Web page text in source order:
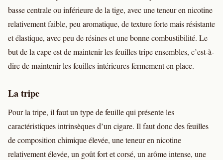
basse centrale ou inférieure de la tige, avec une teneur en nicotine
relativement faible, peu aromatique, de texture forte mais résistante
et élastique, avec peu de résines et une bonne combustibilité. Le
but de la cape est de maintenir les feuilles tripe ensembles, c’est-à-
dire de maintenir les feuilles intérieures fermement en place.
La tripe
Pour la tripe, il faut un type de feuille qui présente les
caractéristiques intrinsèques d’un cigare. Il faut donc des feuilles
de composition chimique élevée, une teneur en nicotine
relativement élevée, un goût fort et corsé, un arôme intense, une